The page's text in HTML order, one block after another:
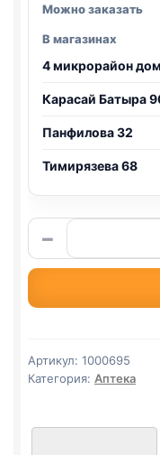
Можно заказать
В магазинах
4 микрорайон
Карасай Батыра
Панфилова 32
Тимирязева 68
−
Количество
товара
дирофен
для
собак
Артикул: 1000695
Категория: Аптека